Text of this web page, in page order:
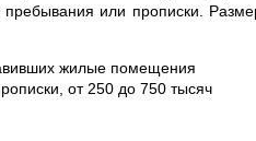
пребывания или прописки.
жилые помещения
от 250 до 750 тысяч